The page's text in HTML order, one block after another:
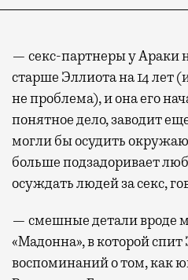
— секс-партнеры у Араки
старше Эллиота на 14 лет
не проблема), и она его
понятное дело, заводит
могли бы осудить
больше подзадоривает
осуждать людей за секс,
— смешные детали вроде
«Мадонна», в которой спит
воспоминаний о том, как